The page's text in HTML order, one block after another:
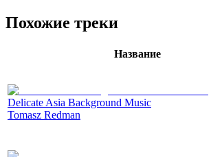
Похожие треки
Название
Delicate Asia Background Music
Tomasz Redman